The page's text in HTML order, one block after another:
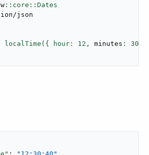
json
localTime({ hour: 12 , minutes : 30